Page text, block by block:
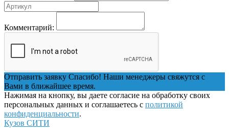
Комментарий:
Отправить заявку Спасибо! Наши менеджеры свяжутся с
Вами в ближайшее время.
Нажимая на кнопку, вы даете согласие на обработку своих
персональных данных и соглашаетесь с политикой
конфиденциальности.
Кузов СИТИ